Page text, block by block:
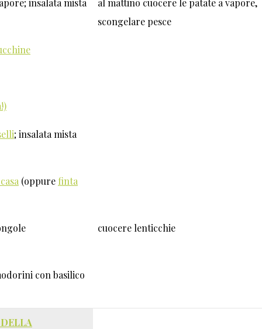
insalata mista
al mattino cuocere le patate a vapore,
scongelare pesce
; insalata mista
(oppure finta
cuocere lenticchie
con basilico